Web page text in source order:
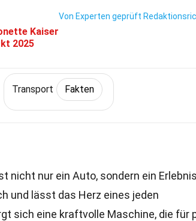
Kaiser
2025
Von Experten geprüft
Transport Fakten
nicht nur ein Auto, sondern ein
und lässt das Herz eines jeden
sich eine kraftvolle Maschine, die für